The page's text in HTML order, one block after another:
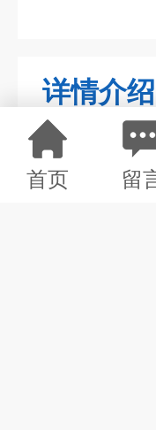
详情介绍
首页 留